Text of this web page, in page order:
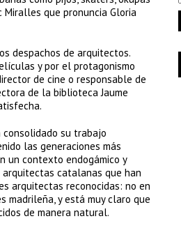
Miralles que pronuncia Gloria
despachos de arquitectos.
y por el protagonismo
de cine o responsable de
de la biblioteca Jaume
su trabajo
las generaciones más
un contexto endogámico y
arquitectas catalanas que han
arquitectas reconocidas: no en
madrileña, y está muy claro que
de manera natural.